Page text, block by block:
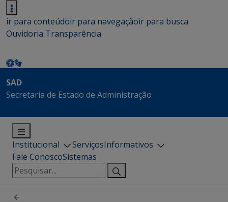
ir para conteúdoir para navegaçãoir para busca
Ouvidoria Transparência
SAD
Secretaria de Estado de Administração
Institucional ServiçosInformativos
Fale ConoscoSistemas
Pesquisar
por: